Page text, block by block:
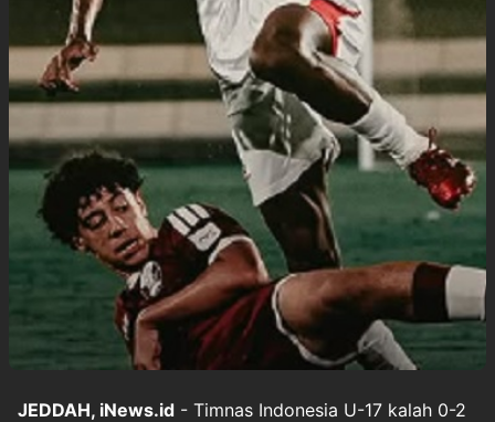
JEDDAH, iNews.id - Timnas Indonesia U-17 kalah 0-2